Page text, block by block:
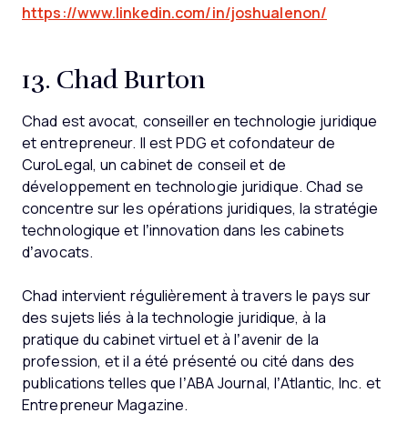
https://www.linkedin.com/in/joshualenon/
13. Chad Burton
Chad est avocat, conseiller en technologie juridique
et entrepreneur. Il est PDG et cofondateur de
CuroLegal, un cabinet de conseil et de
développement en technologie juridique. Chad se
concentre sur les opérations juridiques, la stratégie
technologique et l’innovation dans les cabinets
d’avocats.
Chad intervient régulièrement à travers le pays sur
des sujets liés à la technologie juridique, à la
pratique du cabinet virtuel et à l’avenir de la
profession, et il a été présenté ou cité dans des
publications telles que l’ABA Journal, l’Atlantic, Inc. et
Entrepreneur Magazine.